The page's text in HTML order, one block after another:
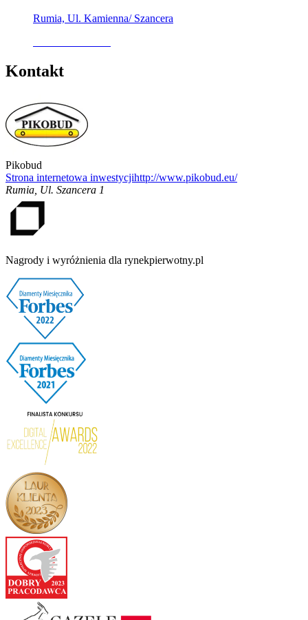
Rumia, Ul. Kamienna/ Szancera
Kontakt
Pikobud
Strona internetowa inwestycjihttp://www.pikobud.eu/
Rumia Ul. Szancera 1
Nagrody i wyróżnienia dla rynekpierwotny.pl